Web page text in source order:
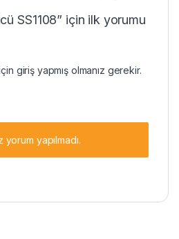
SS1108” için ilk yorumu
girişyapmış olmanız gerekir.
yapılmadı.